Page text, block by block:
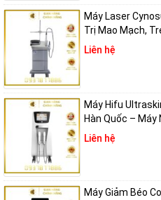
Máy Laser
Trị Mao Mạch,
Liên hệ
Máy Hifu
Hàn Quốc – Máy
Liên hệ
Máy Giảm Béo